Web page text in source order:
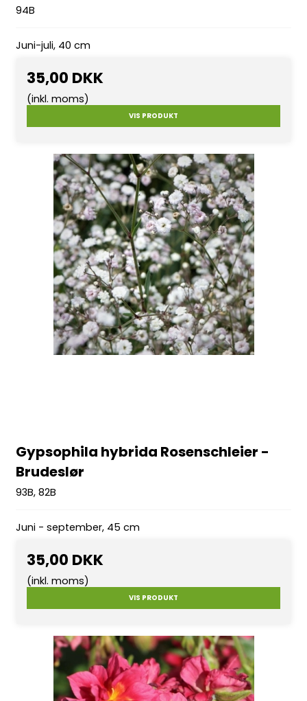
94B
Juni-juli, 40 cm
35,00 DKK
(inkl. moms)
VIS PRODUKT
Gypsophila hybrida Rosenschleier -
Brudeslør
93B, 82B
Juni - september, 45 cm
35,00 DKK
(inkl. moms)
VIS PRODUKT